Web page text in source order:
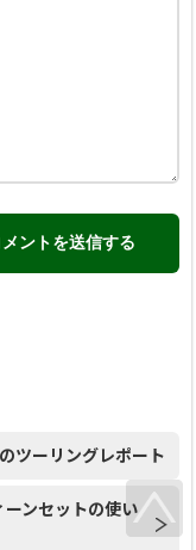
ツーリングレポート
ンセットの使い